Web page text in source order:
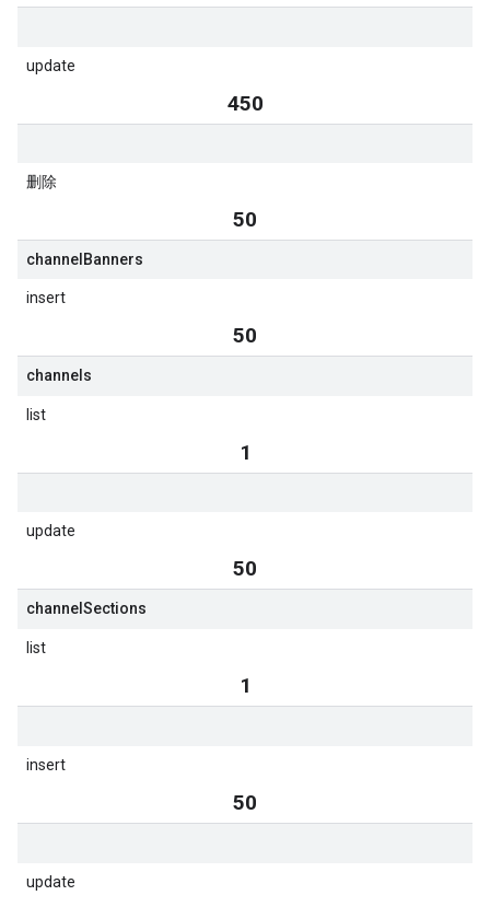
update
450
删除
50
channel Banners
insert
50
channels
list
1
update
50
channel Sections
list
1
insert
50
update